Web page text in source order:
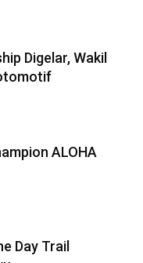
Digelar, Wakil
ALOHA
Day Trail